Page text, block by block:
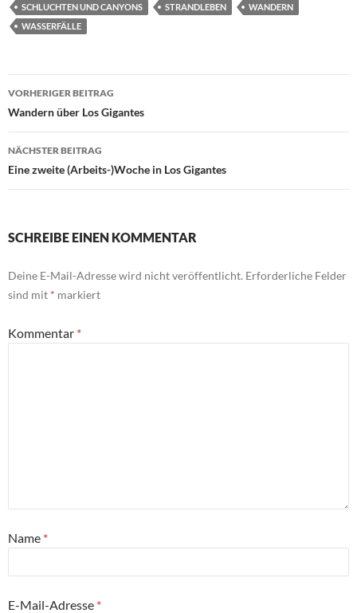
SCHLUCHTEN UND CANYONS STRANDLEBEN
WANDERN
WASSERFÄLLE
Beitragsnavigation
VORHERIGER BEITRAG
Wandern über Los Gigantes
NÄCHSTER BEITRAG
Eine zweite (Arbeits-)Woche in Los Gigantes
SCHREIBE EINEN KOMMENTAR
Deine E-Mail-Adresse wird nicht veröffentlicht. Erforderliche Felder
sind mit * markiert
Kommentar *
Name *
E-Mail-Adresse *